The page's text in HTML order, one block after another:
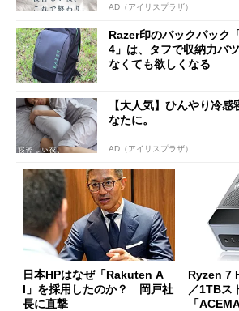
AD（アイリスプラザ）
Razer印のバックパッ
4」は、タフで収納力バ
なくても欲しくなる
【大人気】ひんやり冷
なたに。
AD（アイリスプラザ）
日本HPはなぜ「Rakuten A
I」を採用したのか？ 岡戸社
長に直撃
Ryzen 7
／1TBス
「